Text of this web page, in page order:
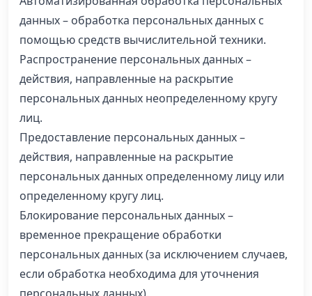
данных – обработка персональных данных с
помощью средств вычислительной техники.
Распространение персональных данных –
действия, направленные на раскрытие
персональных данных неопределенному кругу
лиц.
Предоставление персональных данных –
действия, направленные на раскрытие
персональных данных определенному лицу или
определенному кругу лиц.
Блокирование персональных данных –
временное прекращение обработки
персональных данных (за исключением случаев,
если обработка необходима для уточнения